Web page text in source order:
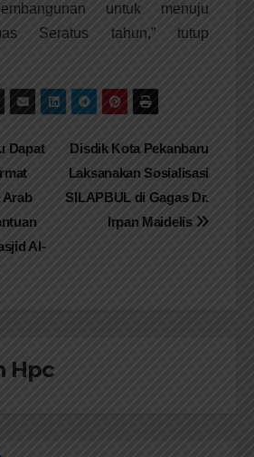
untuk menuju
Seratus tahun,” tutup
Disdik Kota Pekanbaru
Laksanakan Sosialisasi
SILAPBUL di Gagas Dr.
Irpan Maidelis
Dapat
Arab
Al-
Hpc